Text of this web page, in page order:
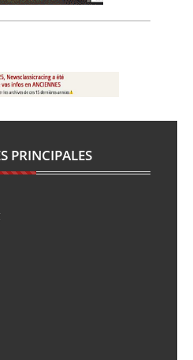
PRINCIPALES